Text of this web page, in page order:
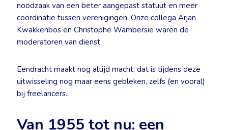
noodzaak van een beter aangepast statuut en meer
coördinatie tussen verenigingen. Onze collega Arjan
Kwakkenbos en Christophe Wambersie waren de
moderatoren van dienst.
Eendracht maakt nog altijd macht: dat is tijdens deze
uitwisseling nog maar eens gebleken, zelfs (en vooral)
bij freelancers.
Van 1955 tot nu: een